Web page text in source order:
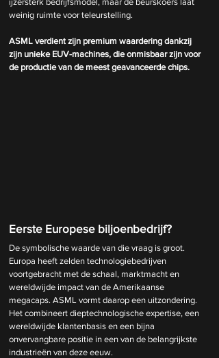
weinig ruimte voor teleurstelling.
ASML verdient zijn premium waardering dankzij
zijn unieke EUV-machines, die onmisbaar zijn voor
de productie van de meest geavanceerde chips.
Eerste Europese biljoenbedrijf?
De symbolische waarde van die vraag is groot.
Europa heeft zelden technologiebedrijven
voortgebracht met de schaal, marktmacht en
wereldwijde impact van de Amerikaanse
megacaps. ASML vormt daarop een uitzondering.
Het combineert dieptechnologische expertise, een
wereldwijde klantenbasis en een bijna
onvervangbare positie in een van de belangrijkste
industrieën van deze eeuw.